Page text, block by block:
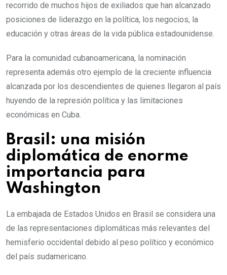
recorrido de muchos hijos de exiliados que han alcanzado
posiciones de liderazgo en la política, los negocios, la
educación y otras áreas de la vida pública estadounidense.
Para la comunidad cubanoamericana, la nominación
representa además otro ejemplo de la creciente influencia
alcanzada por los descendientes de quienes llegaron al país
huyendo de la represión política y las limitaciones
económicas en Cuba.
Brasil: una misión
diplomática de enorme
importancia para
Washington
La embajada de Estados Unidos en Brasil se considera una
de las representaciones diplomáticas más relevantes del
hemisferio occidental debido al peso político y económico
del país sudamericano.